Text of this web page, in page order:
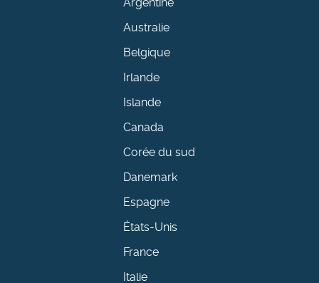
Australie
Belgique
Irlande
Islande
Canada
Corée du sud
Danemark
Espagne
États-Unis
France
Italie